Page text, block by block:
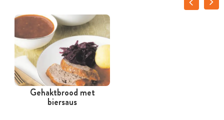
Gehaktbrood met
biersaus